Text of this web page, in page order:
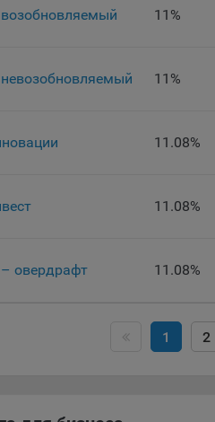
популярные
Статистические
Яндекс Метрика
Адрес: г. Москва,
Google Analytics
Inc. Адрес:
Matomo — это
доступностью
11%
11%
11.08%
11.08%
овердрафт 11.08%
1 2